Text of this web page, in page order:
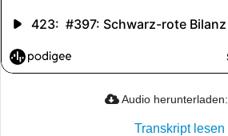
Audio herunterladen:
Transkript lesen